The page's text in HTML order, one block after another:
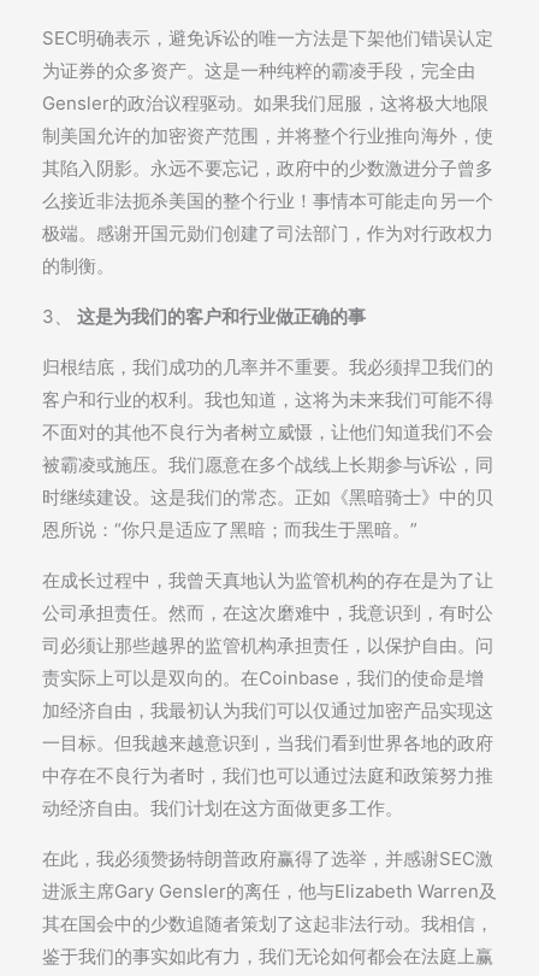
SEC明确表示，避免诉讼的唯一方法是下架他们错误认定
为证券的众多资产。这是一种纯粹的霸凌手段，完全由
Gensler的政治议程驱动。如果我们屈服，这将极大地限
制美国允许的加密资产范围，并将整个行业推向海外，使
其陷入阴影。永远不要忘记，政府中的少数激进分子曾多
么接近非法扼杀美国的整个行业！事情本可能走向另一个
极端。感谢开国元勋们创建了司法部门，作为对行政权力
的制衡。
3、 这是为我们的客户和行业做正确的事
归根结底，我们成功的几率并不重要。我必须捍卫我们的
客户和行业的权利。我也知道，这将为未来我们可能不得
不面对的其他不良行为者树立威慑，让他们知道我们不会
被霸凌或施压。我们愿意在多个战线上长期参与诉讼，同
时继续建设。这是我们的常态。正如《黑暗骑士》中的贝
恩所说：“你只是适应了黑暗；而我生于黑暗。”
在成长过程中，我曾天真地认为监管机构的存在是为了让
公司承担责任。然而，在这次磨难中，我意识到，有时公
司必须让那些越界的监管机构承担责任，以保护自由。问
责实际上可以是双向的。在Coinbase，我们的使命是增
加经济自由，我最初认为我们可以仅通过加密产品实现这
一目标。但我越来越意识到，当我们看到世界各地的政府
中存在不良行为者时，我们也可以通过法庭和政策努力推
动经济自由。我们计划在这方面做更多工作。
在此，我必须赞扬特朗普政府赢得了选举，并感谢SEC激
进派主席Gary Gensler的离任，他与Elizabeth Warren及
其在国会中的少数追随者策划了这起非法行动。我相信，
鉴于我们的事实如此有力，我们无论如何都会在法庭上赢